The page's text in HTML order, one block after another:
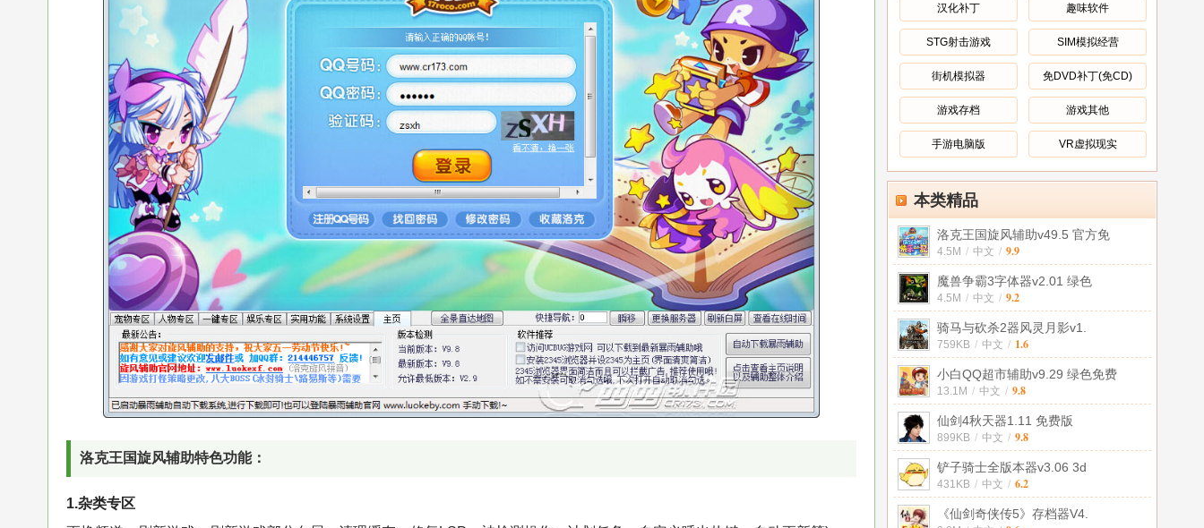
汉化补丁 趣味软件
STG射击游戏 SIM模拟经营
街机模拟器 免DVD补丁(免CD)
游戏存档 游戏其他
手游电脑版 VR虚拟现实
本类精品
洛克王国旋风辅助v49.5 官方免
4.5M / 中文 / 9.9
魔兽争霸3字体器v2.01 绿色
4.5M / 中文 / 9.2
骑马与砍杀2器风灵月影v1.
759KB / 中文 / 1.6
小白QQ超市辅助v9.29 绿色免费
13.1M / 中文 / 9.8
仙剑4秋天器1.11 免费版
899KB / 中文 / 9.8
铲子骑士全版本器v3.06 3d
431KB / 中文 / 6.2
《仙剑奇侠传5》存档器V4.
洛克王国旋风辅助特色功能：
1.杂类专区